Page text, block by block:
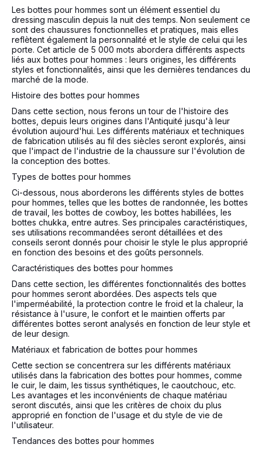
Les bottes pour hommes sont un élément essentiel du
dressing masculin depuis la nuit des temps. Non seulement ce
sont des chaussures fonctionnelles et pratiques, mais elles
reflètent également la personnalité et le style de celui qui les
porte. Cet article de 5 000 mots abordera différents aspects
liés aux bottes pour hommes : leurs origines, les différents
styles et fonctionnalités, ainsi que les dernières tendances du
marché de la mode.
Histoire des bottes pour hommes
Dans cette section, nous ferons un tour de l'histoire des
bottes, depuis leurs origines dans l'Antiquité jusqu'à leur
évolution aujourd'hui. Les différents matériaux et techniques
de fabrication utilisés au fil des siècles seront explorés, ainsi
que l'impact de l'industrie de la chaussure sur l'évolution de
la conception des bottes.
Types de bottes pour hommes
Ci-dessous, nous aborderons les différents styles de bottes
pour hommes, telles que les bottes de randonnée, les bottes
de travail, les bottes de cowboy, les bottes habillées, les
bottes chukka, entre autres. Ses principales caractéristiques,
ses utilisations recommandées seront détaillées et des
conseils seront donnés pour choisir le style le plus approprié
en fonction des besoins et des goûts personnels.
Caractéristiques des bottes pour hommes
Dans cette section, les différentes fonctionnalités des bottes
pour hommes seront abordées. Des aspects tels que
l'imperméabilité, la protection contre le froid et la chaleur, la
résistance à l'usure, le confort et le maintien offerts par
différentes bottes seront analysés en fonction de leur style et
de leur design.
Matériaux et fabrication de bottes pour hommes
Cette section se concentrera sur les différents matériaux
utilisés dans la fabrication des bottes pour hommes, comme
le cuir, le daim, les tissus synthétiques, le caoutchouc, etc.
Les avantages et les inconvénients de chaque matériau
seront discutés, ainsi que les critères de choix du plus
approprié en fonction de l'usage et du style de vie de
l'utilisateur.
Tendances des bottes pour hommes